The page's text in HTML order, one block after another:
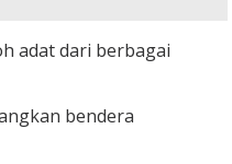
adat dari berbagai
bendera